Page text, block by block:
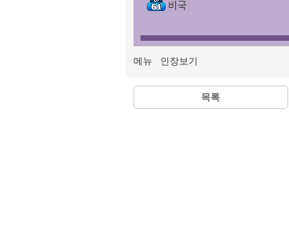
비국
메뉴 인장보기
목록